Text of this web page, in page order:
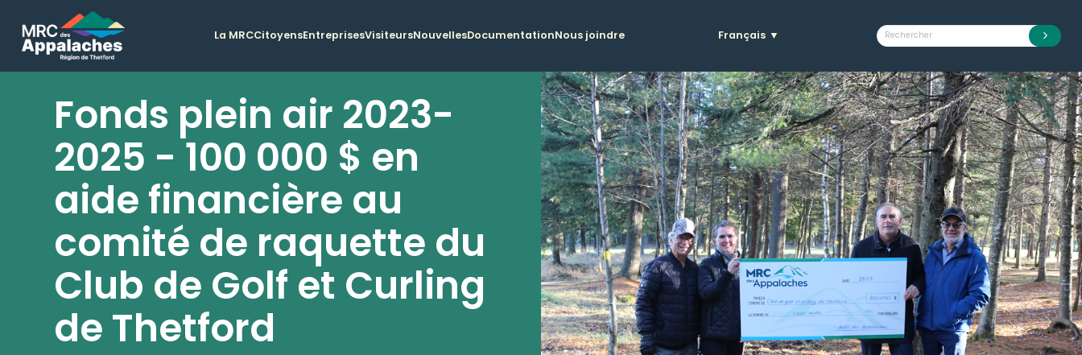
La MRCCitoyensEntreprisesVisiteursNouvellesDocumentationNous joindre Français ▼
Fonds plein air 2023-
2025 - 100 000 $ en
aide financière au
comité de raquette du
Club de Golf et Curling
de Thetford